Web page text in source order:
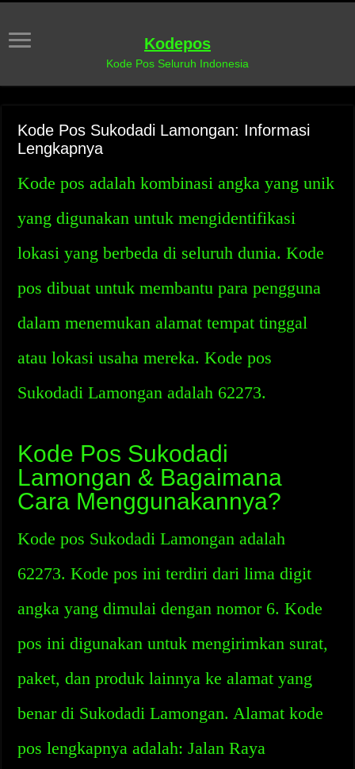
Kodepos
Kode Pos Seluruh Indonesia
Kode Pos Sukodadi Lamongan: Informasi
Lengkapnya
Kode pos adalah kombinasi angka yang unik
yang digunakan untuk mengidentifikasi
lokasi yang berbeda di seluruh dunia. Kode
pos dibuat untuk membantu para pengguna
dalam menemukan alamat tempat tinggal
atau lokasi usaha mereka. Kode pos
Sukodadi Lamongan adalah 62273.
Kode Pos Sukodadi
Lamongan & Bagaimana
Cara Menggunakannya?
Kode pos Sukodadi Lamongan adalah
62273. Kode pos ini terdiri dari lima digit
angka yang dimulai dengan nomor 6. Kode
pos ini digunakan untuk mengirimkan surat,
paket, dan produk lainnya ke alamat yang
benar di Sukodadi Lamongan. Alamat kode
pos lengkapnya adalah: Jalan Raya